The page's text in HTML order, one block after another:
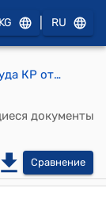
KG RU
Решение Конституционного суда КР от 5 марта 1999 года по ходатайству строительно-монтажного кооператива "Фрунзенец" о признании неконституционными и несоответствующими пунктам 1 и 4 статьи 4, статье 7, пунктам 1 и 2 статьи 12, пункту 2 статьи 16, пункту 2 статьи 19, пункту 1 статьи 77, статье 91 и пункту 5 статьи 95 Конституции Кыргызской Республики правоприменительной практики, установленной постановлениями мэрии города Бишкек: от 26 июня 1998 года N 336
документы
Сравнение